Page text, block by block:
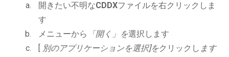
開きたい不明なCDDXファイルを右クリックしま
す
メニューから
「開く」を選択します
[ 別のアプリケーションを選択]をクリックし ます